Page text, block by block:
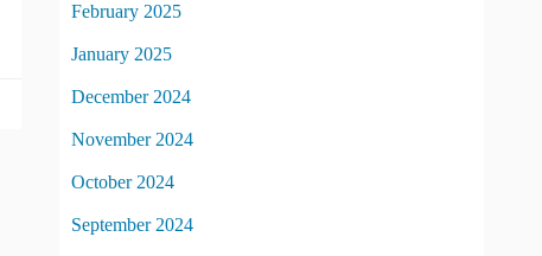
February 2025
January 2025
December 2024
November 2024
October 2024
September 2024